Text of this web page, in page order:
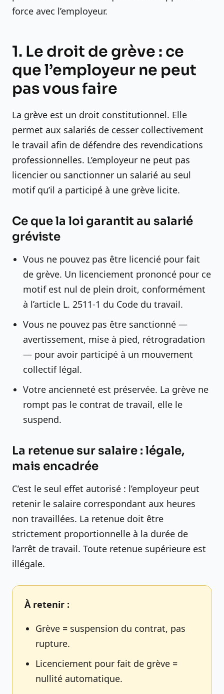
force avec l’employeur.
1. Le droit de grève : ce
que l’employeur ne peut
pas vous faire
La grève est un droit constitutionnel. Elle
permet aux salariés de cesser collectivement
le travail afin de défendre des revendications
professionnelles. L’employeur ne peut pas
licencier ou sanctionner un salarié au seul
motif qu’il a participé à une grève licite.
Ce que la loi garantit au salarié
gréviste
Vous ne pouvez pas être licencié pour fait
de grève. Un licenciement prononcé pour ce
motif est nul de plein droit, conformément
à l’article L. 2511-1 du Code du travail.
Vous ne pouvez pas être sanctionné —
avertissement, mise à pied, rétrogradation
— pour avoir participé à un mouvement
collectif légal.
Votre ancienneté est préservée. La grève ne
rompt pas le contrat de travail, elle le
suspend.
La retenue sur salaire : légale,
mais encadrée
C’est le seul effet autorisé : l’employeur peut
retenir le salaire correspondant aux heures
non travaillées. La retenue doit être
strictement proportionnelle à la durée de
l’arrêt de travail. Toute retenue supérieure est
illégale.
À retenir :
Grève = suspension du contrat, pas
rupture.
Licenciement pour fait de grève =
nullité automatique.